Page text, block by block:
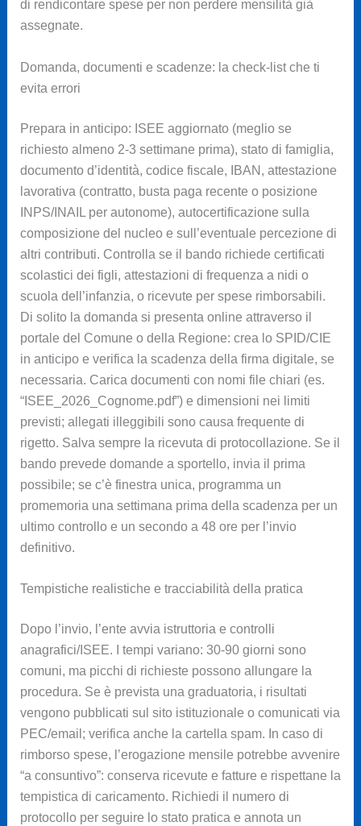
di rendicontare spese per non perdere mensilità già
assegnate.
Domanda, documenti e scadenze: la check-list che ti
evita errori
Prepara in anticipo: ISEE aggiornato (meglio se
richiesto almeno 2-3 settimane prima), stato di famiglia,
documento d’identità, codice fiscale, IBAN, attestazione
lavorativa (contratto, busta paga recente o posizione
INPS/INAIL per autonome), autocertificazione sulla
composizione del nucleo e sull’eventuale percezione di
altri contributi. Controlla se il bando richiede certificati
scolastici dei figli, attestazioni di frequenza a nidi o
scuola dell’infanzia, o ricevute per spese rimborsabili.
Di solito la domanda si presenta online attraverso il
portale del Comune o della Regione: crea lo SPID/CIE
in anticipo e verifica la scadenza della firma digitale, se
necessaria. Carica documenti con nomi file chiari (es.
“ISEE_2026_Cognome.pdf”) e dimensioni nei limiti
previsti; allegati illeggibili sono causa frequente di
rigetto. Salva sempre la ricevuta di protocollazione. Se il
bando prevede domande a sportello, invia il prima
possibile; se c’è finestra unica, programma un
promemoria una settimana prima della scadenza per un
ultimo controllo e un secondo a 48 ore per l’invio
definitivo.
Tempistiche realistiche e tracciabilità della pratica
Dopo l’invio, l’ente avvia istruttoria e controlli
anagrafici/ISEE. I tempi variano: 30-90 giorni sono
comuni, ma picchi di richieste possono allungare la
procedura. Se è prevista una graduatoria, i risultati
vengono pubblicati sul sito istituzionale o comunicati via
PEC/email; verifica anche la cartella spam. In caso di
rimborso spese, l’erogazione mensile potrebbe avvenire
“a consuntivo”: conserva ricevute e fatture e rispettane la
tempistica di caricamento. Richiedi il numero di
protocollo per seguire lo stato pratica e annota un